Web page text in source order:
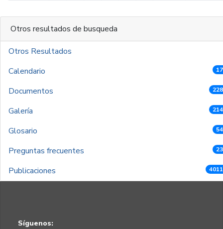
Otros resultados de busqueda
Otros Resultados
Calendario
Documentos
Galería
Glosario
Preguntas frecuentes
Publicaciones
Síguenos: